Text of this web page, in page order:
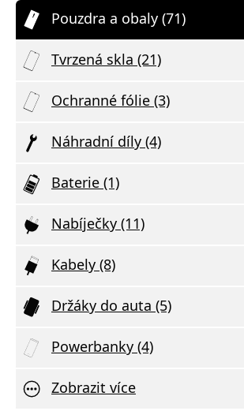
Pouzdra a obaly (71)
Tvrzená skla (21)
Ochranné fólie (3)
Náhradní díly (4)
Baterie (1)
Nabíječky (11)
Kabely (8)
Držáky do auta (5)
Powerbanky (4)
Zobrazit více